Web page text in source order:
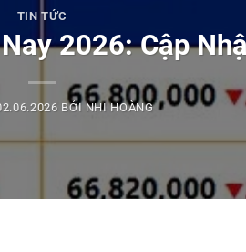
TIN TỨC
2026: Cập
BỞI NHI HOÀNG